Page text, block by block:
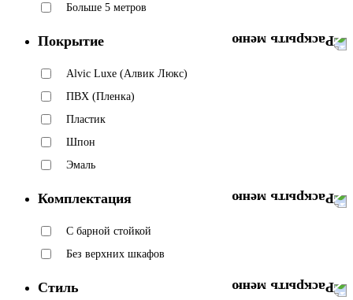
Больше 5 метров
Покрытие
Alvic Luxe (Алвик Люкс)
ПВХ (Пленка)
Пластик
Шпон
Эмаль
Комплектация
C барной стойкой
Без верхних шкафов
Стиль